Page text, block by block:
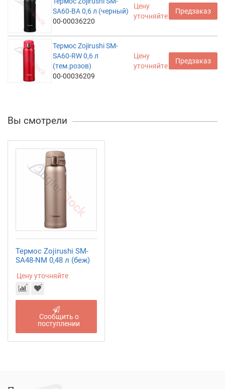
SA60-BA 0,6 л (черный)
00-00036220
Цену
уточняйте
Предзаказ
Термос Zojirushi SM-
SA60-RW 0,6 л
(тем.розов)
00-00036209
Цену
уточняйте
Предзаказ
Вы смотрели
Термос Zojirushi SM-
SA48-NM 0,48 л (беж)
Цену уточняйте
Сообщить о
поступлении